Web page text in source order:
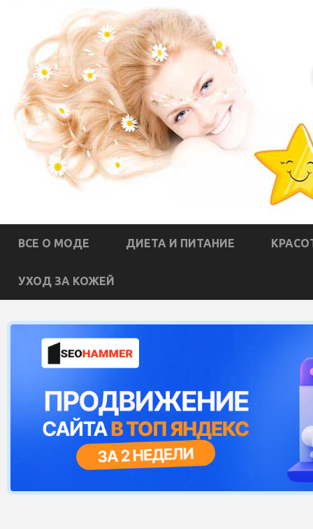
ВСЕ О МОДЕ ДИЕТА И ПИТАНИЕ
УХОД ЗА КОЖЕЙ